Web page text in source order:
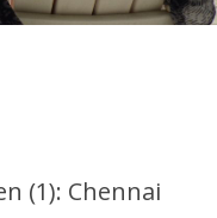
(1): Chennai